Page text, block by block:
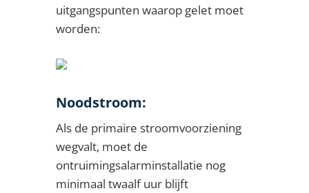
uitgangspunten waarop gelet moet
worden:
Noodstroom:
Als de primaire stroomvoorziening
wegvalt, moet de
ontruimingsalarminstallatie nog
minimaal twaalf uur blijft